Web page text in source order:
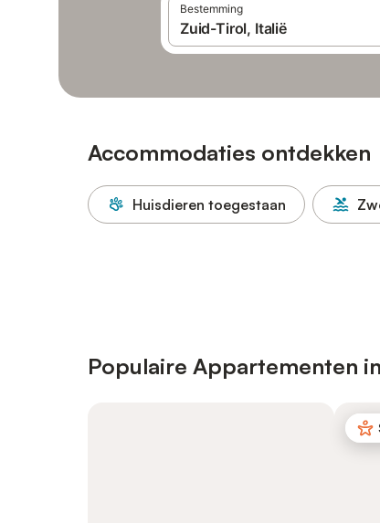
Bestemming
Accommodaties ontdekken
Huisdieren toegestaan
Populaire Appartementen